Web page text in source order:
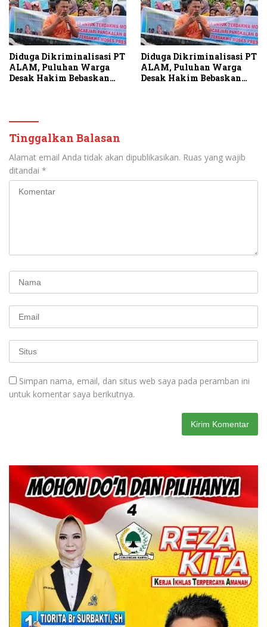
Diduga Dikriminalisasi PT
ALAM, Puluhan Warga
Desak Hakim Bebaskan
Diduga Dikriminalisasi PT
ALAM, Puluhan Warga
Desak Hakim Bebaskan
Tinggalkan Balasan
Alamat email Anda tidak akan dipublikasikan. Ruas yang wajib
ditandai *
Simpan nama, email, dan situs web saya pada peramban ini
untuk komentar saya berikutnya.